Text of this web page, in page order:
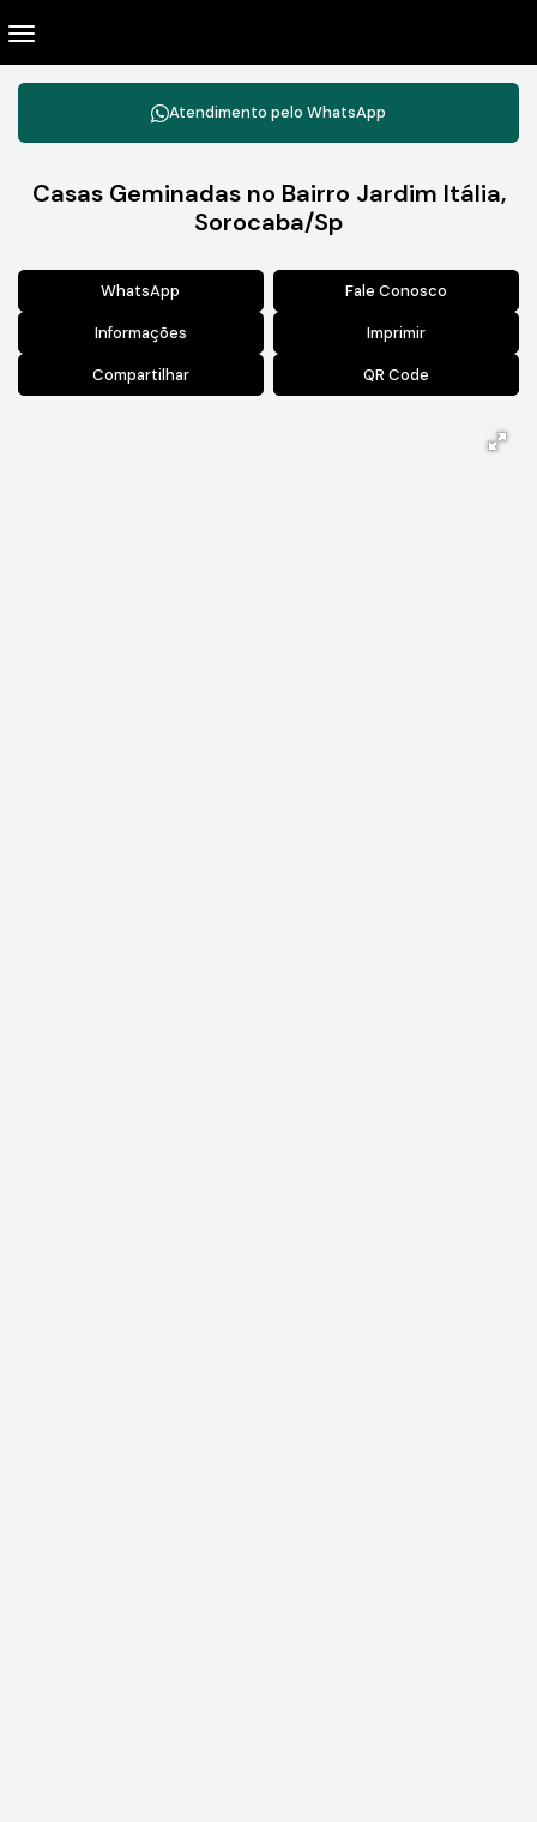
Atendimento pelo WhatsApp
Casas Geminadas no Bairro Jardim Itália,
Sorocaba/Sp
WhatsApp Fale Conosco
Informações Imprimir
Compartilhar QR Code